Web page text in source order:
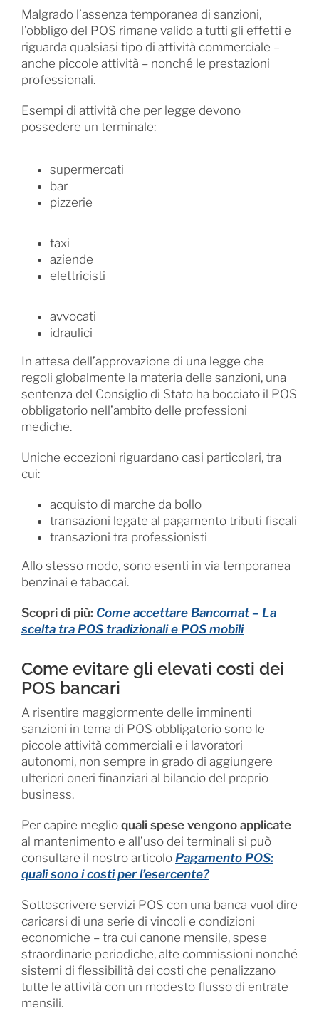
Malgrado l’assenza temporanea di sanzioni,
l’obbligo del POS rimane valido a tutti gli effetti e
riguarda qualsiasi tipo di attività commerciale –
anche piccole attività – nonché le prestazioni
professionali.
Esempi di attività che per legge devono
possedere un terminale:
supermercati
bar
pizzerie
taxi
aziende
elettricisti
avvocati
idraulici
In attesa dell’approvazione di una legge che
regoli globalmente la materia delle sanzioni, una
sentenza del Consiglio di Stato ha bocciato il POS
obbligatorio nell’ambito delle professioni
mediche.
Uniche eccezioni riguardano casi particolari, tra
cui:
acquisto di marche da bollo
transazioni legate al pagamento tributi fiscali
transazioni tra professionisti
Allo stesso modo, sono esenti in via temporanea
benzinai e tabaccai.
Scopri di più: Come accettare Bancomat – La
scelta tra POS tradizionali e POS mobili
Come evitare gli elevati costi dei
POS bancari
A risentire maggiormente delle imminenti
sanzioni in tema di POS obbligatorio sono le
piccole attività commerciali e i lavoratori
autonomi, non sempre in grado di aggiungere
ulteriori oneri finanziari al bilancio del proprio
business.
Per capire meglio quali spese vengono applicate
al mantenimento e all’uso dei terminali si può
consultare il nostro articolo Pagamento POS:
quali sono i costi per l’esercente?
Sottoscrivere servizi POS con una banca vuol dire
caricarsi di una serie di vincoli e condizioni
economiche – tra cui canone mensile, spese
straordinarie periodiche, alte commissioni nonché
sistemi di flessibilità dei costi che penalizzano
tutte le attività con un modesto flusso di entrate
mensili.